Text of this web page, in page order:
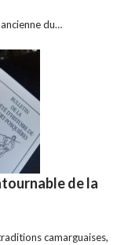
du…
de la
camarguaises,